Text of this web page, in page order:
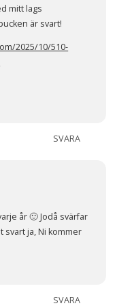
mitt lags
är svart!
2025/10/510-
SVARA
år 🙂 Jodå svärfar
svart ja, Ni kommer
SVARA